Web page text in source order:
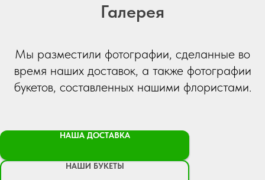
Галерея
Мы разместили фотографии, сделанные во
время наших доставок, а также фотографии
букетов, составленных нашими флористами.
НАША ДОСТАВКА
НАШИ БУКЕТЫ